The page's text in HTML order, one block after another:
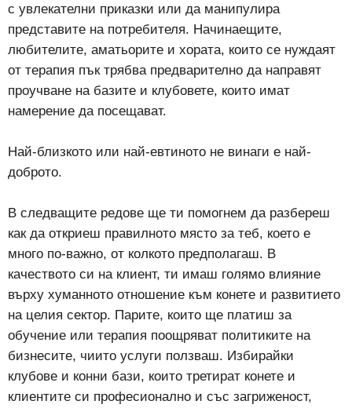
с увлекателни приказки или да манипулира
представите на потребителя. Начинаещите,
любителите, аматьорите и хората, които се нуждаят
от терапия пък трябва предварително да направят
проучване на базите и клубовете, които имат
намерение да посещават.
Най-близкото или най-евтиното не винаги е най-
доброто.
В следващите редове ще ти помогнем да разбереш
как да откриеш правилното място за теб, което е
много по-важно, от колкото предполагаш. В
качеството си на клиент, ти имаш голямо влияние
върху хуманното отношение към конете и развитието
на целия сектор. Парите, които ще платиш за
обучение или терапия поощряват политиките на
бизнесите, чиито услуги ползваш. Избирайки
клубове и конни бази, които третират конете и
клиентите си професионално и със загриженост,